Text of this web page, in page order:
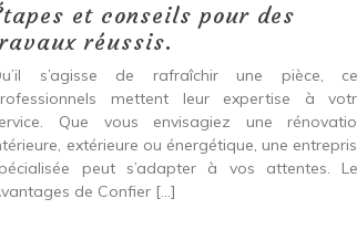
et conseils pour des
réussis.
s’agisse de rafraîchir une pièce,
mettent leur expertise à
Que vous envisagiez une
extérieure ou énergétique, une
peut s’adapter à vos attentes.
de Confier […]